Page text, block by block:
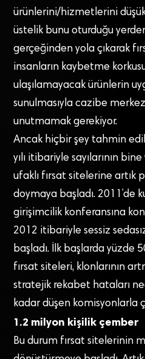
ürünlerini/hizmetlerini
üstelik bunu oturduğu
gerçeğinden yola çıkarak
insanların kaybetme
ulaşılamayacak ürünlerin
sunulmasıyla cazibe
unutmamak gerekiyor.
Ancak hiçbir şey tahmin
yılı itibariyle sayılarının
ufaklı fırsat sitelerine artık
doymaya başladı. 2011’de
girişimcilik konferansına
2012 itibariyle sessiz
başladı. İlk başlarda yüzde
fırsat siteleri, klonlarının
stratejik rekabet hataları
kadar düşen komisyonlarla
1.2 milyon kişilik çember
Bu durum fırsat sitelerinin